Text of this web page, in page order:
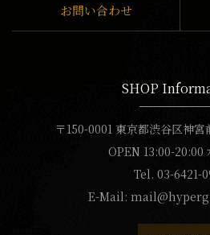
お問い合わせ
SHOP
〒150-0001 東京都渋谷区神宮
OPEN 13:00-20:00
Tel. 03-6421-
E-Mail: